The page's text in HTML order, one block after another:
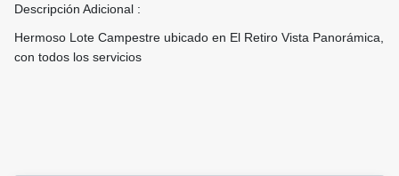
Descripción Adicional :
Hermoso Lote Campestre ubicado en El Retiro Vista Panorámica,
con todos los servicios